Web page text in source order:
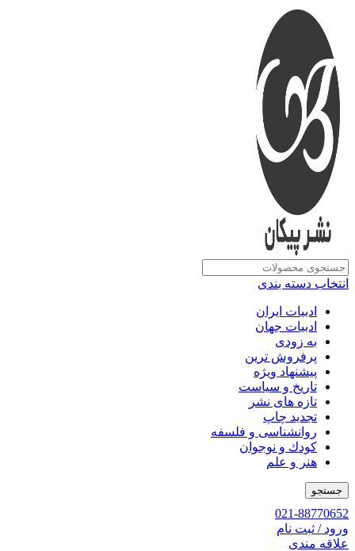
انتخاب دسته بندی
ادبیات ایران
ادبیات جهان
به زودی
پرفروش ترین
پیشنهاد ویژه
تاریخ و سیاست
تازه های نشر
تجدید چاپ
روانشناسی و فلسفه
کودك و نوجوان
هنر و علم
جستجو
021-88770652
ورود / ثبت نام
علاقه مندی